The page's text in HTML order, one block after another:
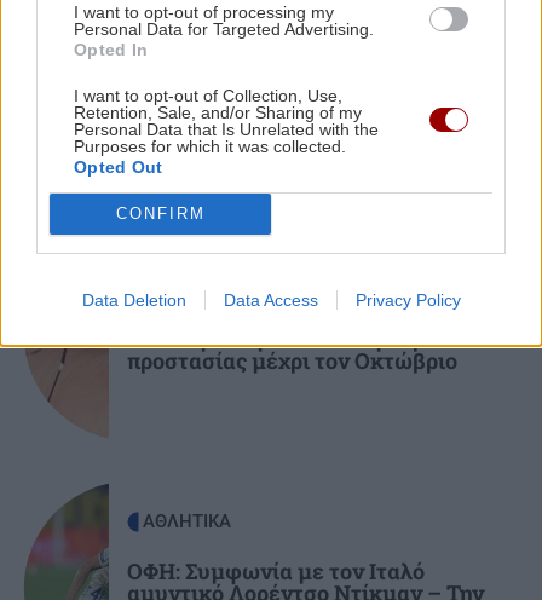
I want to opt-out of processing my
Personal Data for Targeted Advertising.
Opted In
I want to opt-out of Collection, Use,
Retention, Sale, and/or Sharing of my
Personal Data that Is Unrelated with the
Purposes for which it was collected.
Opted Out
CONFIRM
Data Deletion Data Access Privacy Policy
18:00
GOSSIP - LIFESTYLE
Στο Ρέθυμνο για διακοπές ο ηθοποιός
ΚΡΗΤΗ
Ηράκλειο: Επιχείρηση της Πυροσβεστικής για
τη διάσωση τραυματισμένου περιπατητή
ΚΟΣΜΟΣ
χρόνο πετάχτηκαν φάρμακα που θα γέμιζαν 75
πισίνες
Σύλληψη 24χρονου στα Χανιά: Κράτησε
κλειδωμένη 17χρονη ανήλικη μέσα σε σπίτι
17:25
ΕΛΛΑΔΑ
ΚΟΣΜΟΣ
Ο τυφώνας Dolphin σαρώνει την
Ιαπωνία: Τραυματίες και πάνω από
50.000 κτίρια χωρίς ρεύμα
Ιός Δυτικού Νείλου: Τα "καμπανάκια"
των συμπτωμάτων - Τα μέτρα
προστασίας μέχρι τον Οκτώβριο
ΑΘΛΗΤΙΚΑ
ΟΦΗ: Συμφωνία με τον Ιταλό
αμυντικό Λορέντσο Ντίκμαν – Την